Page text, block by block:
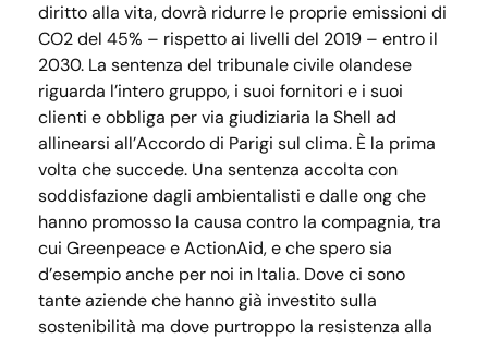
diritto alla vita, dovrà ridurre le proprie emissioni di
CO2 del 45% – rispetto ai livelli del 2019 – entro il
2030. La sentenza del tribunale civile olandese
riguarda l’intero gruppo, i suoi fornitori e i suoi
clienti e obbliga per via giudiziaria la Shell ad
allinearsi all’Accordo di Parigi sul clima. È la prima
volta che succede. Una sentenza accolta con
soddisfazione dagli ambientalisti e dalle ong che
hanno promosso la causa contro la compagnia, tra
cui Greenpeace e ActionAid, e che spero sia
d’esempio anche per noi in Italia. Dove ci sono
tante aziende che hanno già investito sulla
sostenibilità ma dove purtroppo la resistenza alla